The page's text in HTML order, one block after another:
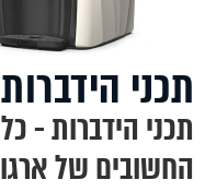
תכני הידברות
תכני הידברות -
החשובים של